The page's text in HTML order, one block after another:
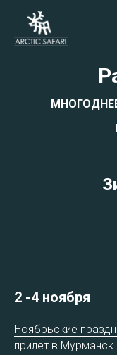
2 -4 ноября
Ноябрьские
прилет в Мурманск